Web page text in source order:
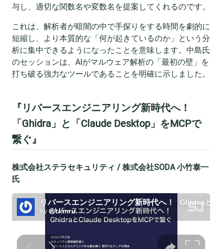
与し、適切な関数名や変数名を提案してくれるのです。
これは、解析者が暗闇の中で手探りをする時間を劇的に
短縮し、より本質的な「何が起きているのか」という分
析に集中できるようになったことを意味します。中島氏
のセッションは、AIがマルウェア解析の「最初の壁」を
打ち破る強力なツールであることを明確に示しました。
『リバースエンジニアリング新時代へ！
「Ghidra」と「Claude Desktop」をMCPで
繋ぐ』
株式会社ステラセキュリティ / 株式会社SODA 小竹泰一
氏